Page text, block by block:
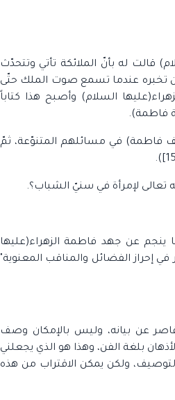
قالت له بأنّ الملائكة تأتي وتتحدّث
تخبره عندما تسمع صوت الملك حتّى
السلام) وأصبح هذا كتاباً
فاطمة) في مسائلهم المتنوّعة، ثمّ
تعالى لإمرأة في سنيّ الشباب؟.
ينجم عن جهد فاطمة الزهراء(عليها
إحراز الفضائل والمناقب المعنوية"
عن بيانه، وليس بالإمكان وصف
بلغة الفن، وهذا هو الذي يجعلني
ولكن يمكن الاقتراب من هذه